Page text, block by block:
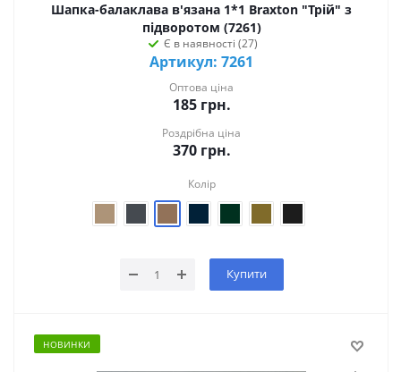
Шапка-балаклава в'язана 1*1 Braxton "Трій" з
підворотом (7261)
Є в наявності (27)
Артикул: 7261
Оптова ціна
185грн.
Роздрібна ціна
370грн.
Колір
Купити
НОВИНКИ